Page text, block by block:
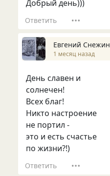
Добрый день)))
Ответить
Евгений Снежин
1 месяц назад
День славен и
солнечен!
Всех благ!
Никто настроение
не портил -
это и есть счастье
по жизни?!)
Ответить